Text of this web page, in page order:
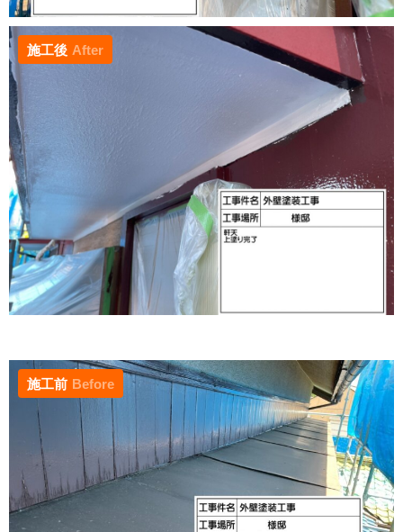
施工後 After
施工前 Before